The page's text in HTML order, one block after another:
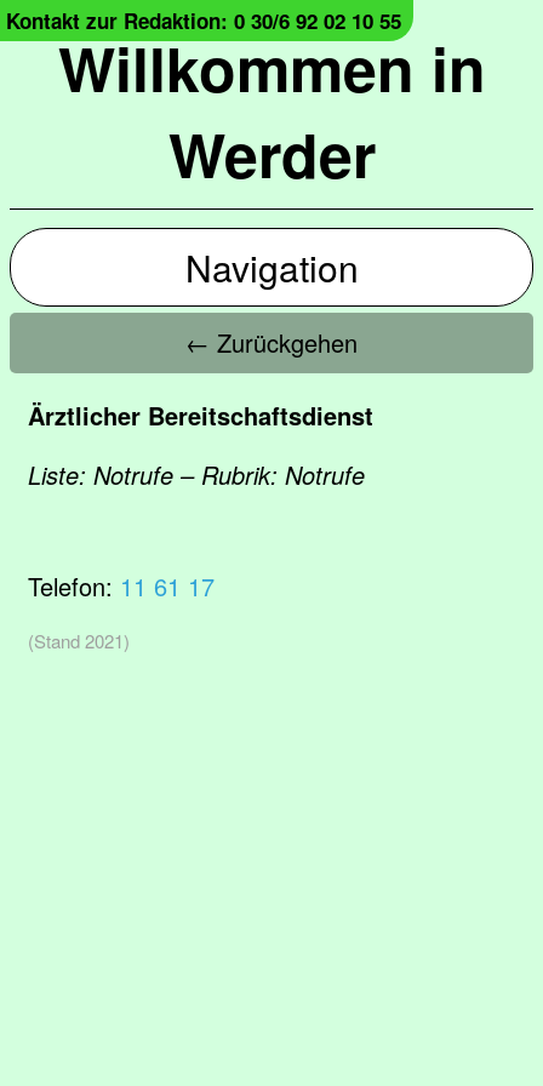
Willkommen in
Werder
Kontakt zur Redaktion: 0 30/6 92 02 10 55
Navigation
← Zurückgehen
Ärztlicher Bereitschaftsdienst
Liste: Notrufe – Rubrik: Notrufe
Telefon: 11 61 17
(Stand 2021)